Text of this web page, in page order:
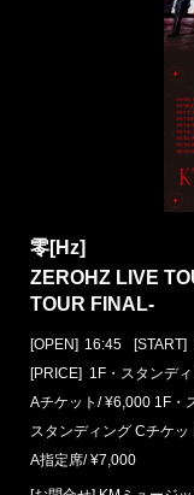
零[Hz]
ZEROHZ LIVE
TOUR FINAL-
[OPEN] 16:45 [START]
[PRICE] 1F・スタンデ
Aチケット/ ¥6,000 1F・
スタンディング Cチケ
A指定席/ ¥7,000